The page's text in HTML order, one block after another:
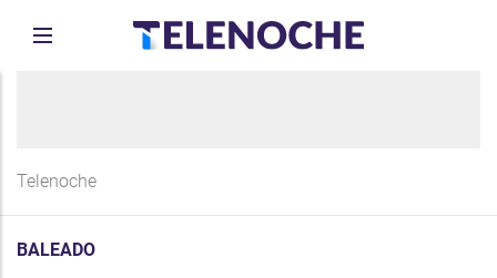
Telenoche
BALEADO